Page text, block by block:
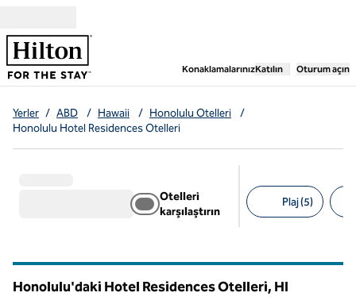
Konaklamalarınız,Yeni bir sekme
Katılın Oturum açın
Yerler / ABD / Hawaii / Honolulu Otelleri
/
Honolulu Hotel Residences Otelleri
Otelleri
karşılaştırın
Plaj (5)
Honolulu'daki Hotel Residences Otelleri, HI